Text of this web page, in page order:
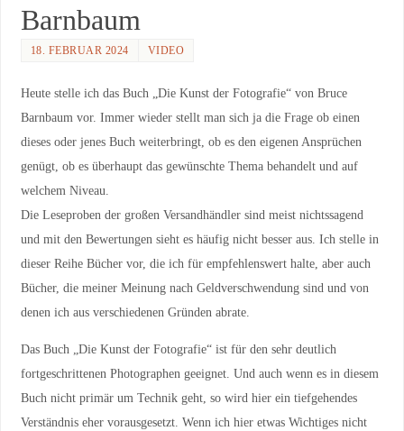
Barnbaum
18. FEBRUAR 2024 VIDEO
Heute stelle ich das Buch „Die Kunst der Fotografie“ von Bruce
Barnbaum vor. Immer wieder stellt man sich ja die Frage ob einen
dieses oder jenes Buch weiterbringt, ob es den eigenen Ansprüchen
genügt, ob es überhaupt das gewünschte Thema behandelt und auf
welchem Niveau.
Die Leseproben der großen Versandhändler sind meist nichtssagend
und mit den Bewertungen sieht es häufig nicht besser aus. Ich stelle in
dieser Reihe Bücher vor, die ich für empfehlenswert halte, aber auch
Bücher, die meiner Meinung nach Geldverschwendung sind und von
denen ich aus verschiedenen Gründen abrate.
Das Buch „Die Kunst der Fotografie“ ist für den sehr deutlich
fortgeschrittenen Photographen geeignet. Und auch wenn es in diesem
Buch nicht primär um Technik geht, so wird hier ein tiefgehendes
Verständnis eher vorausgesetzt. Wenn ich hier etwas Wichtiges nicht